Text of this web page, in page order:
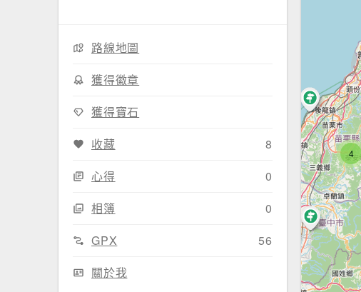
路線地圖
獲得徽章
獲得寶石
收藏
8
心得
0
相簿
0
GPX
56
關於我
4